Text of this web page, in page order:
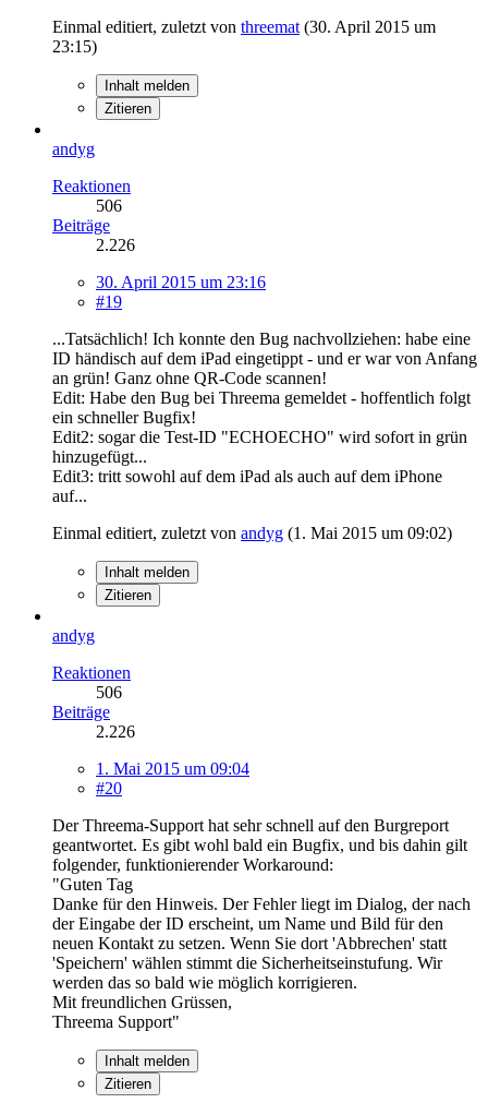
Einmal editiert, zuletzt von threemat (30. April 2015 um
23:15)
Inhalt melden
Zitieren
andyg
Reaktionen
506
Beiträge
2.226
30. April 2015 um 23:16
#19
...Tatsächlich! Ich konnte den Bug nachvollziehen: habe eine
ID händisch auf dem iPad eingetippt - und er war von Anfang
an grün! Ganz ohne QR-Code scannen!
Edit: Habe den Bug bei Threema gemeldet - hoffentlich folgt
ein schneller Bugfix!
Edit2: sogar die Test-ID "ECHOECHO" wird sofort in grün
hinzugefügt...
Edit3: tritt sowohl auf dem iPad als auch auf dem iPhone
auf...
Einmal editiert, zuletzt von andyg (1. Mai 2015 um 09:02)
Inhalt melden
Zitieren
andyg
Reaktionen
506
Beiträge
2.226
1. Mai 2015 um 09:04
#20
Der Threema-Support hat sehr schnell auf den Burgreport
geantwortet. Es gibt wohl bald ein Bugfix, und bis dahin gilt
folgender, funktionierender Workaround:
"Guten Tag
Danke für den Hinweis. Der Fehler liegt im Dialog, der nach
der Eingabe der ID erscheint, um Name und Bild für den
neuen Kontakt zu setzen. Wenn Sie dort 'Abbrechen' statt
'Speichern' wählen stimmt die Sicherheitseinstufung. Wir
werden das so bald wie möglich korrigieren.
Mit freundlichen Grüssen,
Threema Support"
Inhalt melden
Zitieren